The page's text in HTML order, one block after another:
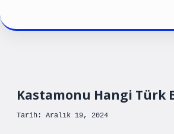
Kastamonu Hangi Türk
Tarih: Aralık 19, 2024